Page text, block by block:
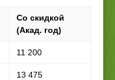
Со скидкой
(Акад. год)
11 200
13 475